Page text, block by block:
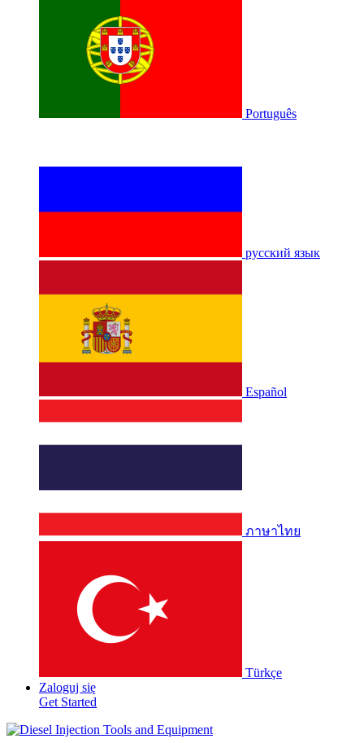
Português
русский язык
Español
ภาษาไทย
Türkçe
Zaloguj się
Get Started